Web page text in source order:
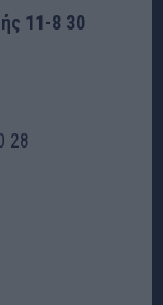
11-8 30
28